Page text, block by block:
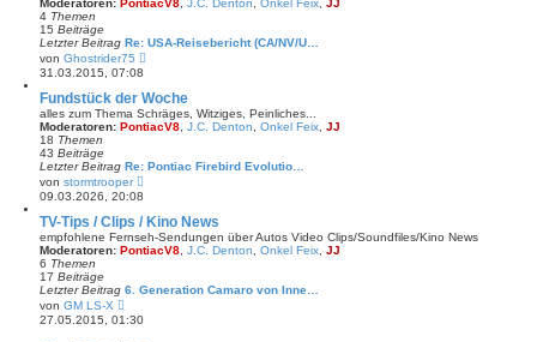
e
e
i
a
g
Moderatoren: PontiacV8 J.C. Denton Onkel Feix JJ
4 Themen
15 Beiträge
Letzter Beitrag Re: USA-Reisebericht (CA/NV/U…
von Ghostrider75
e
s
t
e
B
e
a
g
31.03.2015, 07:08
Fundstück der Woche
alles zum Thema Schräges, Witziges, Peinliches...
Moderatoren: PontiacV8 J.C. Denton Onkel Feix JJ
18 Themen
43 Beiträge
Letzter Beitrag Re: Pontiac Firebird Evolutio…
von stormtrooper
e
s
t
e
B
e
t
09.03.2026, 20:08
TV-Tips / Clips / Kino News
empfohlene Fernseh-Sendungen über Autos Video Clips/Soundfiles/Kino News
Moderatoren: PontiacV8 J.C. Denton Onkel Feix JJ
6 Themen
17 Beiträge
Letzter Beitrag 6. Generation Camaro von Inne…
von GM LS-X
e
u
27.05.2015, 01:30